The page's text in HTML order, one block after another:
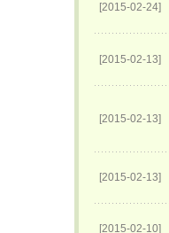
[2015-02-24]
[2015-02-13]
[2015-02-13]
[2015-02-13]
[2015-02-10]